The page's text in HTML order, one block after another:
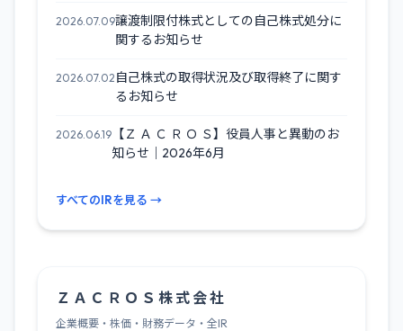
2026.07.09譲渡制限付株式としての自己株式処分に
関するお知らせ
2026.07.02 自己株式の取得状況及び取得終了に関す
るお知らせ
2026.06.19 【Ｚ Ａ Ｃ Ｒ Ｏ Ｓ】役員人事と異動のお
知らせ｜2026年6月
すべてのIRを見る →
Ｚ Ａ Ｃ Ｒ Ｏ Ｓ 株 式 会 社
企業概要・株価・財務データ・全IR